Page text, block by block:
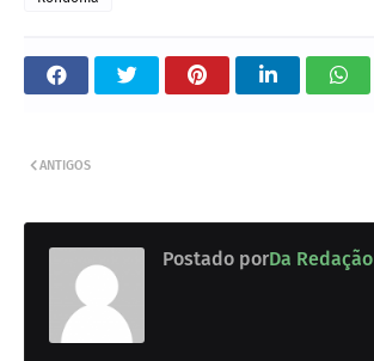
ANTIGOS
Postado porDa Redação